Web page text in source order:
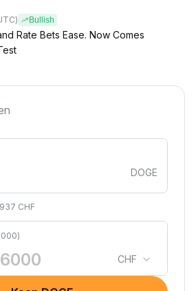
Bullish
Rate Bets Ease. Now Comes
DOGE
CHF
CHF